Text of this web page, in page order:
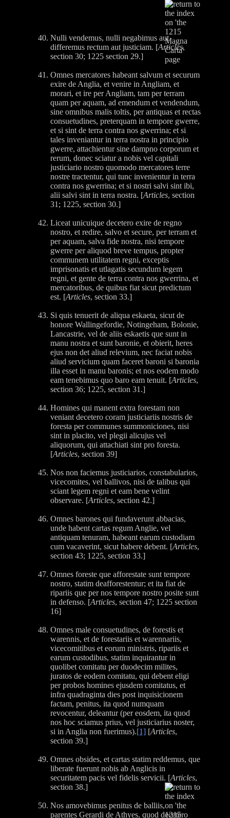
Nulli vendemus, nulli negabimus aut
differemus rectum aut justiciam. [Articles,
section 30; 1225 section 29.]
Omnes mercatores habeant salvum et securum
exire de Anglia, et venire in Angliam, et
morari, et ire per Angliam, tam per terram
quam per aquam, ad emendum et vendendum,
sine omnibus malis toltis, per antiquas et rectas
consuetudines, preterquam in tempore gwerre,
et si sint de terra contra nos gwerrina; et si
tales inveniantur in terra nostra in principio
gwerre, attachientur sine dampno corporum et
rerum, donec sciatur a nobis vel capitali
justiciario nostro quomodo mercatores terre
nostre tractentur, qui tunc invenientur in terra
contra nos gwerrina; et si nostri salvi sint ibi,
alii salvi sint in terra nostra. [Articles, section
31; 1225, section 30.]
Liceat unicuique decetero exire de regno
nostro, et redire, salvo et secure, per terram et
per aquam, salva fide nostra, nisi tempore
gwerre per aliquod breve tempus, propter
communem utilitatem regni, exceptis
imprisonatis et utlagatis secundum legem
regni, et gente de terra contra nos gwerrina, et
mercatoribus, de quibus fiat sicut predictum
est. [Articles, section 33.]
Si quis tenuerit de aliqua eskaeta, sicut de
honore Wallingefordie, Notingeham, Bolonie,
Lancastrie, vel de aliis eskaetis que sunt in
manu nostra et sunt baronie, et obierit, heres
ejus non det aliud relevium, nec faciat nobis
aliud servicium quam faceret baroni si baronia
illa esset in manu baronis; et nos eodem modo
eam tenebimus quo baro eam tenuit. [Articles,
section 36; 1225, section 31.]
Homines qui manent extra forestam non
veniant decetero coram justiciariis nostris de
foresta per communes summoniciones, nisi
sint in placito, vel plegii alicujus vel
aliquorum, qui attachiati sint pro foresta.
[Articles, section 39]
Nos non faciemus justiciarios, constabularios,
vicecomites, vel ballivos, nisi de talibus qui
sciant legem regni et eam bene velint
observare. [Articles, section 42.]
Omnes barones qui fundaverunt abbacias,
unde habent cartas regum Anglie, vel
antiquam tenuram, habeant earum custodiam
cum vacaverint, sicut habere debent. [Articles,
section 43; 1225, section 33.]
Omnes foreste que afforestate sunt tempore
nostro, statim deafforestentur; et ita fiat de
ripariis que per nos tempore nostro posite sunt
in defenso. [Articles, section 47; 1225 section
16]
Omnes male consuetudines, de forestis et
warennis, et de forestariis et warennariis,
vicecomitibus et eorum ministris, ripariis et
earum custodibus, statim inquirantur in
quolibet comitatu per duodecim milites,
juratos de eodem comitatu, qui debent eligi
per probos homines ejusdem comitatus, et
infra quadraginta dies post inquisicionem
factam, penitus, ita quod numquam
revocentur, deleantur (per eosdem, ita quod
nos hoc sciamus prius, vel justiciarius noster,
si in Anglia non fuerimus).[1][Articles,
section 39.]
Omnes obsides, et cartas statim reddemus, que
liberate fuerunt nobis ab Anglicis in
securitatem pacis vel fidelis servicii. [Articles,
section 38.]
Nos amovebimus penitus de balliis,
parentes Gerardi de Athyes, quod decetero